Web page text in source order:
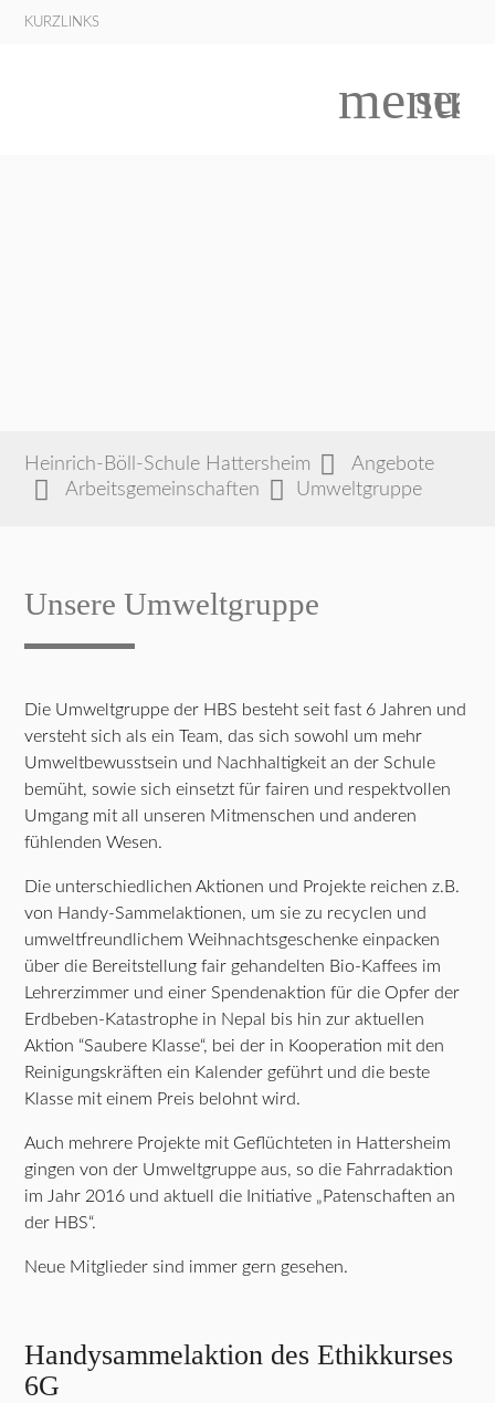
KURZLINKS
menu
Heinrich-Böll-Schule Hattersheim
Angebote
Arbeitsgemeinschaften
Umweltgruppe
Unsere Umweltgruppe
Die Umweltgruppe der HBS besteht seit fast 6 Jahren und
versteht sich als ein Team, das sich sowohl um mehr
Umweltbewusstsein und Nachhaltigkeit an der Schule
bemüht, sowie sich einsetzt für fairen und respektvollen
Umgang mit all unseren Mitmenschen und anderen
fühlenden Wesen.
Die unterschiedlichen Aktionen und Projekte reichen z.B.
von Handy-Sammelaktionen, um sie zu recyclen und
umweltfreundlichem Weihnachtsgeschenke einpacken
über die Bereitstellung fair gehandelten Bio-Kaffees im
Lehrerzimmer und einer Spendenaktion für die Opfer der
Erdbeben-Katastrophe in Nepal bis hin zur aktuellen
Aktion “Saubere Klasse“, bei der in Kooperation mit den
Reinigungskräften ein Kalender geführt und die beste
Klasse mit einem Preis belohnt wird.
Auch mehrere Projekte mit Geflüchteten in Hattersheim
gingen von der Umweltgruppe aus, so die Fahrradaktion
im Jahr 2016 und aktuell die Initiative „Patenschaften an
der HBS“.
Neue Mitglieder sind immer gern gesehen.
Handysammelaktion des Ethikkurses
6G